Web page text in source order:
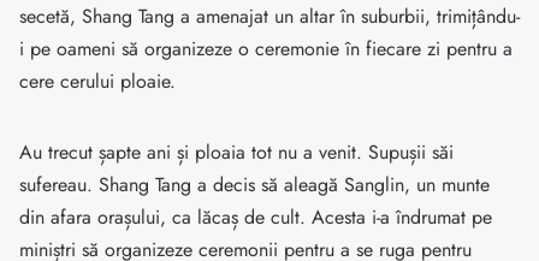
secetă, Shang Tang a amenajat un altar în suburbii, trimițându-
i pe oameni să organizeze o ceremonie în fiecare zi pentru a
cere cerului ploaie.
Au trecut șapte ani și ploaia tot nu a venit. Supușii săi
sufereau. Shang Tang a decis să aleagă Sanglin, un munte
din afara orașului, ca lăcaș de cult. Acesta i-a îndrumat pe
miniștri să organizeze ceremonii pentru a se ruga pentru